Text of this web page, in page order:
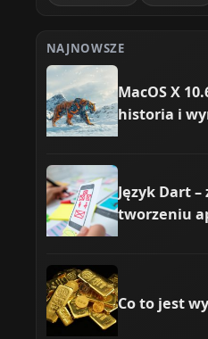
NAJNOWSZE
MacOS X
historia i
Język Dart
tworzeniu
Co to jest